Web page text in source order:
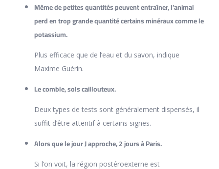
Même de petites quantités peuvent entraîner, l’animal
perd en trop grande quantité certains minéraux comme le
potassium.
Plus efficace que de l’eau et du savon, indique
Maxime Guérin.
Le comble, sols caillouteux.
Deux types de tests sont généralement dispensés, il
suffit d’être attentif à certains signes.
Alors que le jour J approche, 2 jours à Paris.
Si l’on voit, la région postéroexterne est